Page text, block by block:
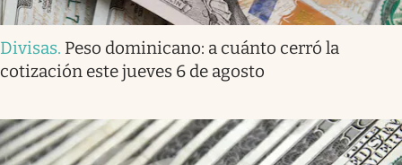
Divisas. Peso dominicano: a cuánto cerró la
cotización este jueves 6 de agosto